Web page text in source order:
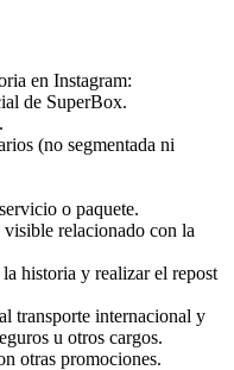
en Instagram:
de SuperBox.
(no segmentada ni
o paquete.
relacionado con la
historia y realizar el repost
transporte internacional y
u otros cargos.
otras promociones.